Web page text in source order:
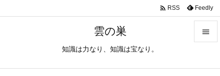
雲の巣
知識は力なり、知識は宝なり。

 RSS Feedly